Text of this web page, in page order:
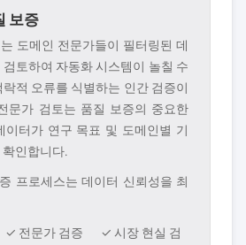
보증
도메인 전문가들이 필터링된 데
토하여 자동화 시스템이 놀칠 수
적 오류를 식별하는 인간 검증이
문가 검토는 품질 보증의 중요한
이터가 연구 목표 및 도메인별 기
인합니다.
프로세스는 데이터 신뢰성을 최
✓ 전문가 검증
✓ 시장 현실 검